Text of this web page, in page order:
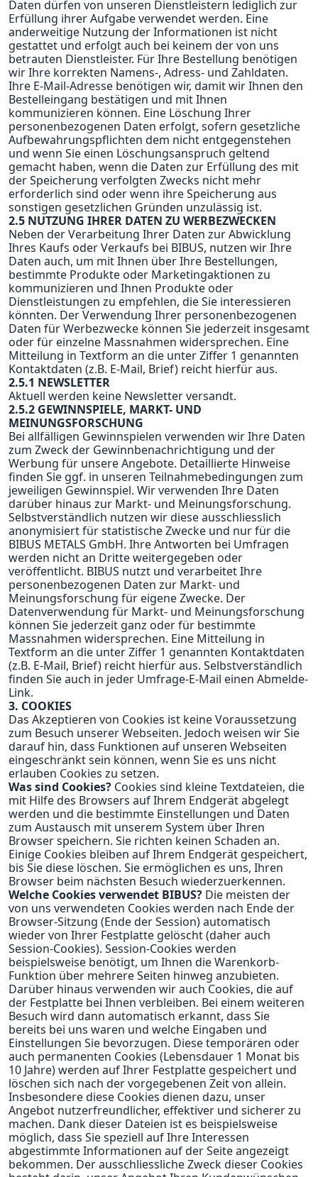
Daten dürfen von unseren Dienstleistern lediglich zur
Erfüllung ihrer Aufgabe verwendet werden. Eine
anderweitige Nutzung der Informationen ist nicht
gestattet und erfolgt auch bei keinem der von uns
betrauten Dienstleister. Für Ihre Bestellung benötigen
wir Ihre korrekten Namens-, Adress- und Zahldaten.
Ihre E-Mail-Adresse benötigen wir, damit wir Ihnen den
Bestelleingang bestätigen und mit Ihnen
kommunizieren können. Eine Löschung Ihrer
personenbezogenen Daten erfolgt, sofern gesetzliche
Aufbewahrungspflichten dem nicht entgegenstehen
und wenn Sie einen Löschungsanspruch geltend
gemacht haben, wenn die Daten zur Erfüllung des mit
der Speicherung verfolgten Zwecks nicht mehr
erforderlich sind oder wenn ihre Speicherung aus
sonstigen gesetzlichen Gründen unzulässig ist.
2.5 NUTZUNG IHRER DATEN ZU WERBEZWECKEN
Neben der Verarbeitung Ihrer Daten zur Abwicklung
Ihres Kaufs oder Verkaufs bei BIBUS, nutzen wir Ihre
Daten auch, um mit Ihnen über Ihre Bestellungen,
bestimmte Produkte oder Marketingaktionen zu
kommunizieren und Ihnen Produkte oder
Dienstleistungen zu empfehlen, die Sie interessieren
könnten. Der Verwendung Ihrer personenbezogenen
Daten für Werbezwecke können Sie jederzeit insgesamt
oder für einzelne Massnahmen widersprechen. Eine
Mitteilung in Textform an die unter Ziffer 1 genannten
Kontaktdaten (z.B. E-Mail, Brief) reicht hierfür aus.
2.5.1 NEWSLETTER
Aktuell werden keine Newsletter versandt.
2.5.2 GEWINNSPIELE, MARKT- UND
MEINUNGSFORSCHUNG
Bei allfälligen Gewinnspielen verwenden wir Ihre Daten
zum Zweck der Gewinnbenachrichtigung und der
Werbung für unsere Angebote. Detaillierte Hinweise
finden Sie ggf. in unseren Teilnahmebedingungen zum
jeweiligen Gewinnspiel. Wir verwenden Ihre Daten
darüber hinaus zur Markt- und Meinungsforschung.
Selbstverständlich nutzen wir diese ausschliesslich
anonymisiert für statistische Zwecke und nur für die
BIBUS METALS GmbH. Ihre Antworten bei Umfragen
werden nicht an Dritte weitergegeben oder
veröffentlicht. BIBUS nutzt und verarbeitet Ihre
personenbezogenen Daten zur Markt- und
Meinungsforschung für eigene Zwecke. Der
Datenverwendung für Markt- und Meinungsforschung
können Sie jederzeit ganz oder für bestimmte
Massnahmen widersprechen. Eine Mitteilung in
Textform an die unter Ziffer 1 genannten Kontaktdaten
(z.B. E-Mail, Brief) reicht hierfür aus. Selbstverständlich
finden Sie auch in jeder Umfrage-E-Mail einen Abmelde-
Link.
3. COOKIES
Das Akzeptieren von Cookies ist keine Voraussetzung
zum Besuch unserer Webseiten. Jedoch weisen wir Sie
darauf hin, dass Funktionen auf unseren Webseiten
eingeschränkt sein können, wenn Sie es uns nicht
erlauben Cookies zu setzen.
Was sind Cookies? Cookies sind kleine Textdateien, die
mit Hilfe des Browsers auf Ihrem Endgerät abgelegt
werden und die bestimmte Einstellungen und Daten
zum Austausch mit unserem System über Ihren
Browser speichern. Sie richten keinen Schaden an.
Einige Cookies bleiben auf Ihrem Endgerät gespeichert,
bis Sie diese löschen. Sie ermöglichen es uns, Ihren
Browser beim nächsten Besuch wiederzuerkennen.
Welche Cookies verwendet BIBUS? Die meisten der
von uns verwendeten Cookies werden nach Ende der
Browser-Sitzung (Ende der Session) automatisch
wieder von Ihrer Festplatte gelöscht (daher auch
Session-Cookies). Session-Cookies werden
beispielsweise benötigt, um Ihnen die Warenkorb-
Funktion über mehrere Seiten hinweg anzubieten.
Darüber hinaus verwenden wir auch Cookies, die auf
der Festplatte bei Ihnen verbleiben. Bei einem weiteren
Besuch wird dann automatisch erkannt, dass Sie
bereits bei uns waren und welche Eingaben und
Einstellungen Sie bevorzugen. Diese temporären oder
auch permanenten Cookies (Lebensdauer 1 Monat bis
10 Jahre) werden auf Ihrer Festplatte gespeichert und
löschen sich nach der vorgegebenen Zeit von allein.
Insbesondere diese Cookies dienen dazu, unser
Angebot nutzerfreundlicher, effektiver und sicherer zu
machen. Dank dieser Dateien ist es beispielsweise
möglich, dass Sie speziell auf Ihre Interessen
abgestimmte Informationen auf der Seite angezeigt
bekommen. Der ausschliessliche Zweck dieser Cookies